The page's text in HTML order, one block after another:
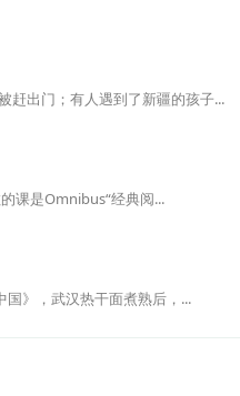
赶出门；有人遇到了新疆的孩子...
课是Omnibus“经典阅...
》，武汉热干面煮熟后，...